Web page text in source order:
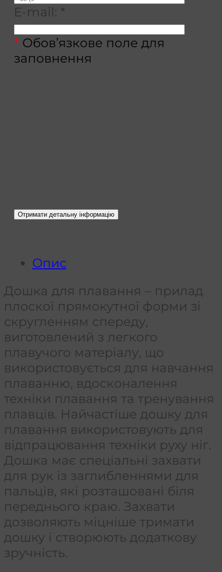
E-mail: *
* Обов’язкове поле для
заповнення
Опис
Дошка для плавання – прилад
плоскої прямокутної форми зі
скругленням спереду,
виготовлений з легкого
плавучого матеріалу, що
використовується для навчання
плаванню, вдосконалення
техніки плавання та тренування
плавців. Найчастіше дошку для
плавання використовують для
відпрацювання техніки руху ніг.
Дошка має спеціальні захвати
для рук із заглибленнями для
пальців, які розташовані біля
переднього краю. Захвати
дозволяють міцніше тримати
дошку і створюють додаткову
зручність.